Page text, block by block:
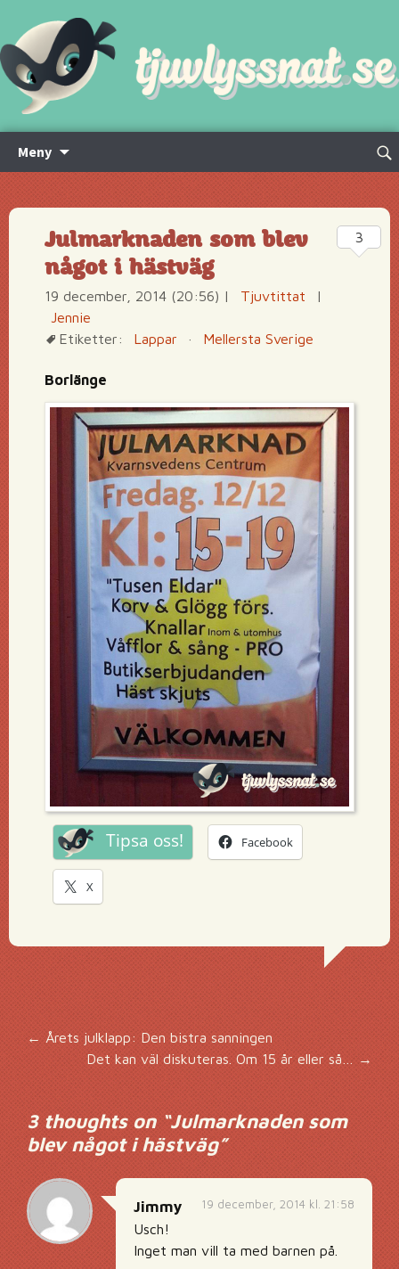
Meny
innehåll
Sök
Julmarknaden som blev
något i hästväg
19 december, 2014 (20:56) | Tjuvtittat
|
Jennie
Etiketter:
Lappar · Mellersta Sverige
Borlänge
Tipsa oss! Facebook
X
3
Inläggsnavigering
← Årets julklapp: Den bistra sanningen
Det kan väl diskuteras. Om 15 år eller så…→
3 thoughts on “Julmarknaden som
blev något i hästväg”
19 december, 2014 kl. 21:58
Jimmy
Usch!
Inget man vill ta med barnen på.